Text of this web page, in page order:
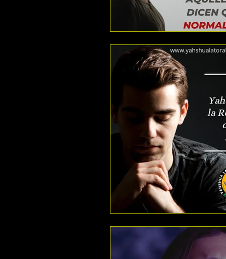
ESTUDIANDO 1 SAMUEL
ESTUDIANDO JUECES
ESTUDIANDO 2 CORINTIOS
ESTUDIANDO APOCALIPSIS
ESTUDIANDO EFESIOS